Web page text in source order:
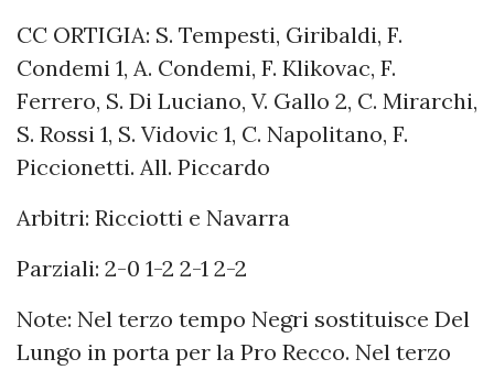
CC ORTIGIA: S. Tempesti, Giribaldi, F.
Condemi 1, A. Condemi, F. Klikovac, F.
Ferrero, S. Di Luciano, V. Gallo 2, C. Mirarchi,
S. Rossi 1, S. Vidovic 1, C. Napolitano, F.
Piccionetti. All. Piccardo
Arbitri: Ricciotti e Navarra
Parziali: 2-0 1-2 2-1 2-2
Note: Nel terzo tempo Negri sostituisce Del
Lungo in porta per la Pro Recco. Nel terzo